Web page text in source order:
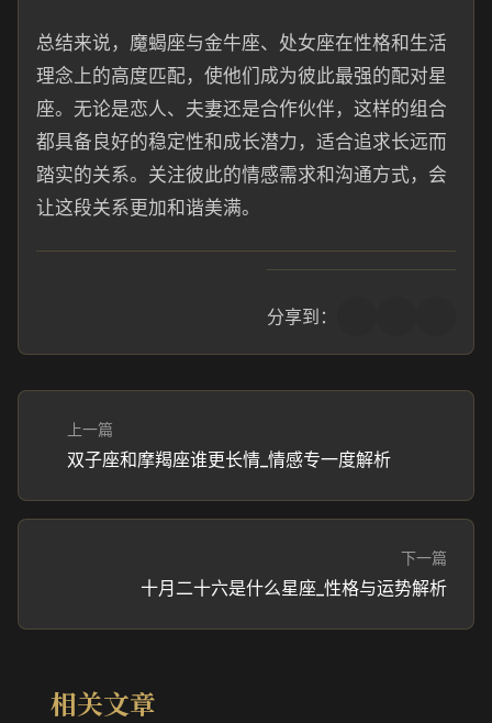
总结来说，魔蝎座与金牛座、处女座在性格和生活
理念上的高度匹配，使他们成为彼此最强的配对星
座。无论是恋人、夫妻还是合作伙伴，这样的组合
都具备良好的稳定性和成长潜力，适合追求长远而
踏实的关系。关注彼此的情感需求和沟通方式，会
让这段关系更加和谐美满。
分享到：
上一篇
双子座和摩羯座谁更长情_情感专一度解析
下一篇
十月二十六是什么星座_性格与运势解析
相关文章